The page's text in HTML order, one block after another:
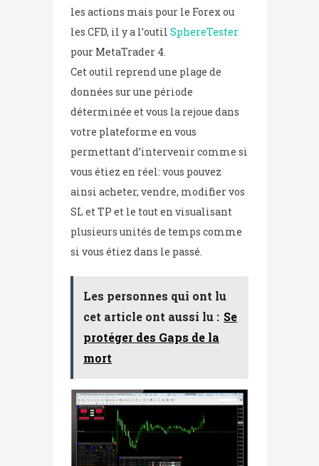
les actions mais pour le Forex ou
les CFD, il y a l’outil SphereTester
pour MetaTrader 4.
Cet outil reprend une plage de
données sur une période
déterminée et vous la rejoue dans
votre plateforme en vous
permettant d’intervenir comme si
vous étiez en réel: vous pouvez
ainsi acheter, vendre, modifier vos
SL et TP et le tout en visualisant
plusieurs unités de temps comme
si vous étiez dans le passé.
Les personnes qui ont lu
cet article ont aussi lu : Se
protéger des Gaps de la
mort